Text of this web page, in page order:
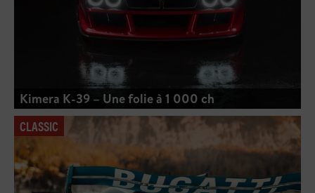
Kimera K-39 – Une folie à 1 000 ch
CLASSIC